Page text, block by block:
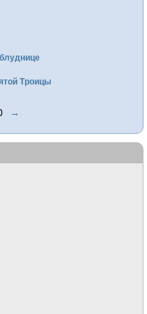
Троицы
→